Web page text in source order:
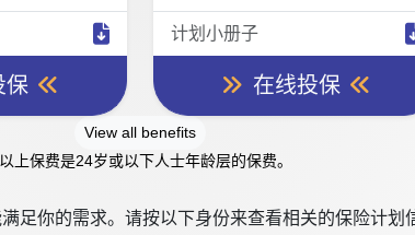
保
计划小册子
在线投保
View all benefits
上保费是24岁或以下人士年龄层的保费。
足你的需求。请按以下身份来查看相关的保险计划